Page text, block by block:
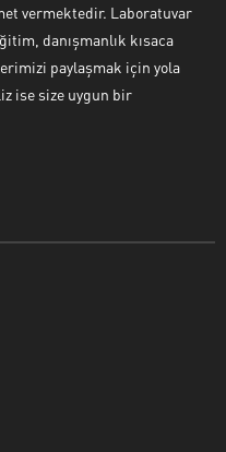
vermektedir. Laboratuvar
danışmanlık kısaca
paylaşmak için yola
ise size uygun bir